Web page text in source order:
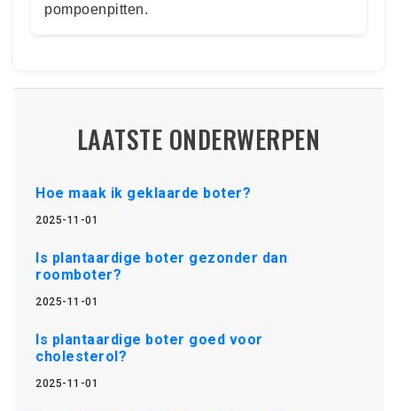
pompoenpitten.
LAATSTE ONDERWERPEN
Hoe maak ik geklaarde boter?
2025-11-01
Is plantaardige boter gezonder dan
roomboter?
2025-11-01
Is plantaardige boter goed voor
cholesterol?
2025-11-01